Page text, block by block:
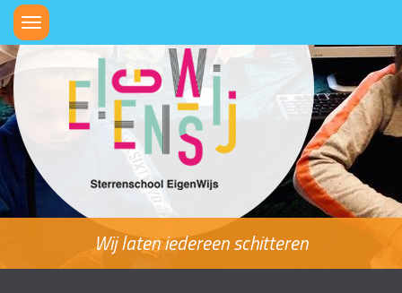
Toggle
navigation
Wij laten iedereen schitteren